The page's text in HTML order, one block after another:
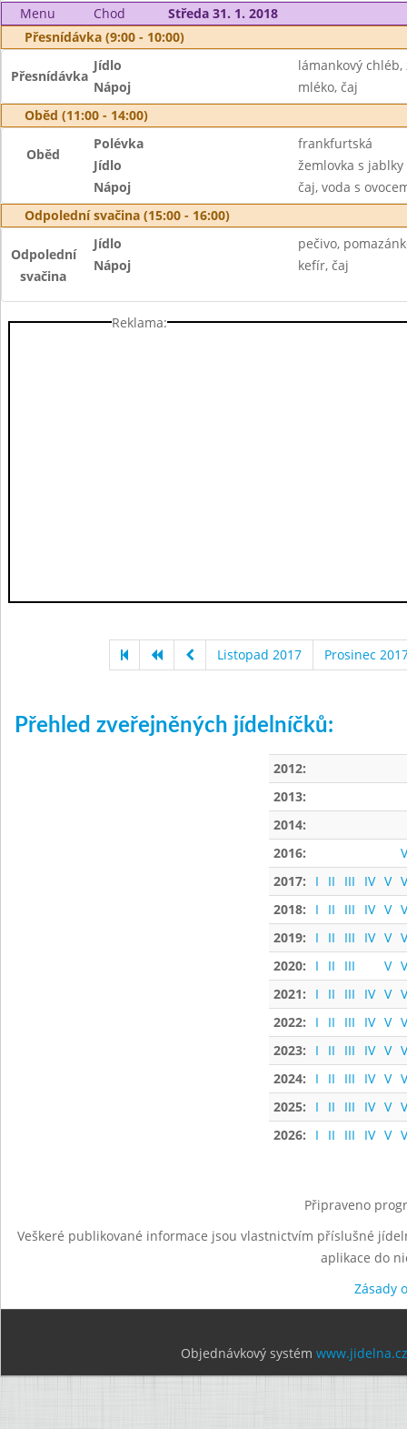
Menu Chod
Středa 31. 1. 2018
Přesnídávka (9:00 - 10:00)
Přesnídávka
Jídlo
lámankový
Nápoj
mléko, čaj
Oběd (11:00 - 14:00)
Oběd
Polévka
frankfurtská
Jídlo
žemlovka s jablky
Nápoj
čaj, voda s
Odpolední svačina (15:00 - 16:00)
Odpolední
svačina
Jídlo
pečivo,
Nápoj
kefír, čaj
Reklama:
Listopad 2017 Prosinec
Přehled zveřejněných jídelníčků:
2012:
2013:
2014:
2016:
2017:
I II III IV V
2018:
I II III IV V
2019:
I II III IV V
2020:
I II III V
2021:
I II III IV V
2022:
I II III IV V
2023:
I II III IV V
2024:
I II III IV V
2025:
I II III IV V
2026:
I II III IV V
Připraveno
Veškeré publikované informace jsou vlastnictvím příslušné
aplikace do
Zásady
Objednávkový systém www.jidelna.cz